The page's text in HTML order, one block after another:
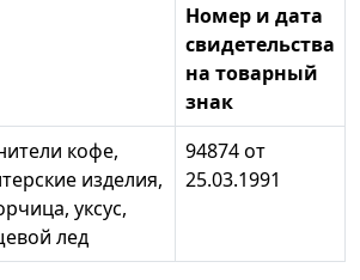
Номер и дата
свидетельства
на товарный
знак
кофе,
изделия,
уксус,
лед
94874 от
25.03.1991